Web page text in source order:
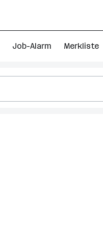
Job-Alarm Merkliste